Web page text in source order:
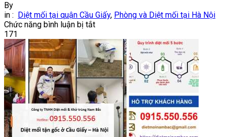
By
in : Diệt mối tại quận Cầu Giấy, Phòng và Diệt mối tại Hà Nội
Chức năng bình luận bị tắtở
vụ
diệt
mối
khu
vực
phố
Nghĩa
Đô
–
Cầu
171